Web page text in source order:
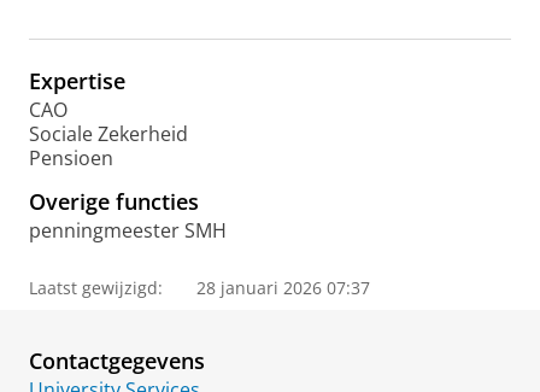
Expertise
CAO
Sociale Zekerheid
Pensioen
Overige functies
penningmeester SMH
Laatst gewijzigd: 28 januari 2026 07:37
Contactgegevens